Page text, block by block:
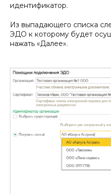
идентификатор.
Из выпадающего списка
ЭДО к которому будет
нажать «Далее».